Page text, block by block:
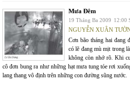
Mưa Đêm
19 Tháng Ba 2009 12:00
NGUYỄN XUÂN
Cơn bão tháng hai đang
có lẽ đang mù mịt trong
không còn nhớ rõ. Khi
cô đơn bung ra như những hạt mưa tung tóe rơi
lang thang vô định trên những con đường sũng nước.